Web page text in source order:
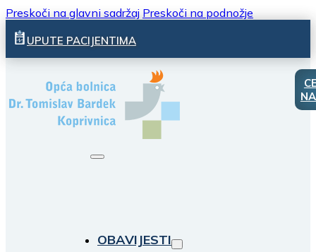
Preskoči na glavni sadržaj Preskoči na podnožje
UPUTE PACIJENTIMA
OBAVIJESTI